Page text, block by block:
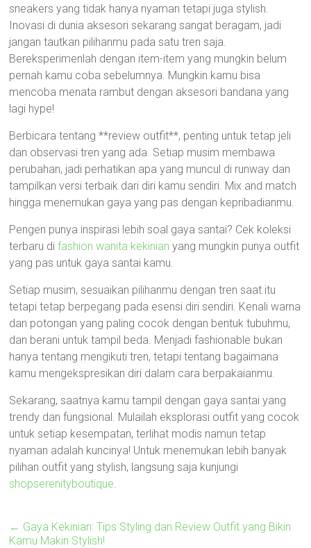
sneakers yang tidak hanya nyaman tetapi juga stylish.
Inovasi di dunia aksesori sekarang sangat beragam, jadi
jangan tautkan pilihanmu pada satu tren saja.
Bereksperimenlah dengan item-item yang mungkin belum
pernah kamu coba sebelumnya. Mungkin kamu bisa
mencoba menata rambut dengan aksesori bandana yang
lagi hype!
Berbicara tentang **review outfit**, penting untuk tetap jeli
dan observasi tren yang ada. Setiap musim membawa
perubahan, jadi perhatikan apa yang muncul di runway dan
tampilkan versi terbaik dari diri kamu sendiri. Mix and match
hingga menemukan gaya yang pas dengan kepribadianmu.
Pengen punya inspirasi lebih soal gaya santai? Cek koleksi
terbaru difashion wanita kekinian yang mungkin punya outfit
yang pas untuk gaya santai kamu.
Setiap musim, sesuaikan pilihanmu dengan tren saat itu
tetapi tetap berpegang pada esensi diri sendiri. Kenali warna
dan potongan yang paling cocok dengan bentuk tubuhmu,
dan berani untuk tampil beda. Menjadi fashionable bukan
hanya tentang mengikuti tren, tetapi tentang bagaimana
kamu mengekspresikan diri dalam cara berpakaianmu.
Sekarang, saatnya kamu tampil dengan gaya santai yang
trendy dan fungsional. Mulailah eksplorasi outfit yang cocok
untuk setiap kesempatan, terlihat modis namun tetap
nyaman adalah kuncinya! Untuk menemukan lebih banyak
pilihan outfit yang stylish, langsung saja kunjungi
shopserenityboutique.
← Gaya Kekinian: Tips Styling dan Review Outfit yang Bikin
Kamu Makin Stylish!